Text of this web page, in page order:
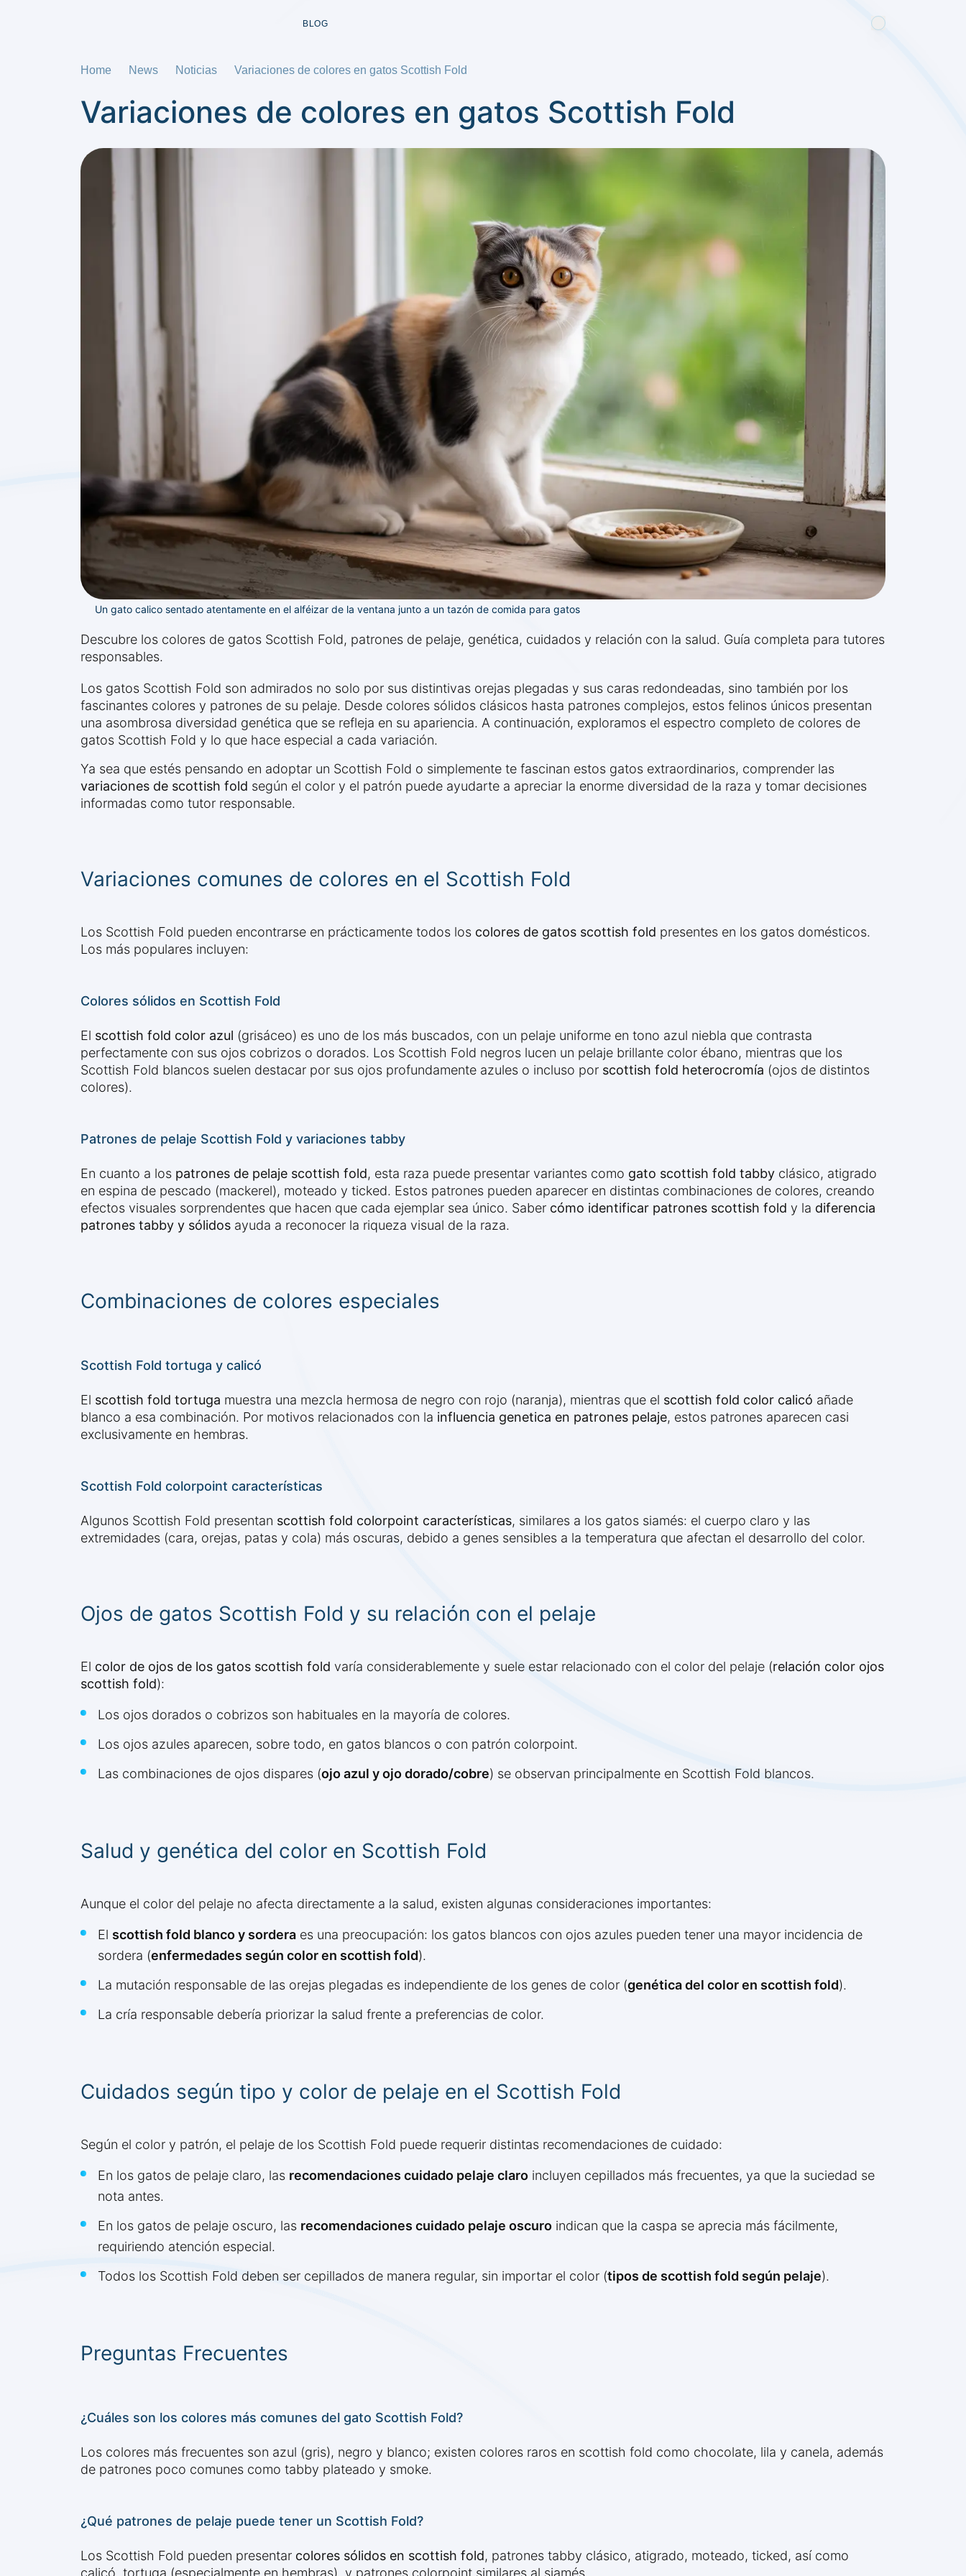
BLOG
Home News Noticias Variaciones de colores en gatos Scottish Fold
Variaciones de colores en gatos Scottish Fold
Un gato calico sentado atentamente en el alféizar de la ventana junto a un tazón de comida para gatos
Descubre los colores de gatos Scottish Fold, patrones de pelaje, genética, cuidados y relación con la salud. Guía completa para tutores
responsables.
Los gatos Scottish Fold son admirados no solo por sus distintivas orejas plegadas y sus caras redondeadas, sino también por los
fascinantes colores y patrones de su pelaje. Desde colores sólidos clásicos hasta patrones complejos, estos felinos únicos presentan
una asombrosa diversidad genética que se refleja en su apariencia. A continuación, exploramos el espectro completo de colores de
gatos Scottish Fold y lo que hace especial a cada variación.
Ya sea que estés pensando en adoptar un Scottish Fold o simplemente te fascinan estos gatos extraordinarios, comprender las
variaciones de scottish fold según el color y el patrón puede ayudarte a apreciar la enorme diversidad de la raza y tomar decisiones
informadas como tutor responsable.
Variaciones comunes de colores en el Scottish Fold
Los Scottish Fold pueden encontrarse en prácticamente todos los colores de gatos scottish fold presentes en los gatos domésticos.
Los más populares incluyen:
Colores sólidos en Scottish Fold
El scottish fold color azul (grisáceo) es uno de los más buscados, con un pelaje uniforme en tono azul niebla que contrasta
perfectamente con sus ojos cobrizos o dorados. Los Scottish Fold negros lucen un pelaje brillante color ébano, mientras que los
Scottish Fold blancos suelen destacar por sus ojos profundamente azules o incluso por scottish fold heterocromía (ojos de distintos
colores).
Patrones de pelaje Scottish Fold y variaciones tabby
En cuanto a los patrones de pelaje scottish fold, esta raza puede presentar variantes como gato scottish fold tabby clásico, atigrado
en espina de pescado (mackerel), moteado y ticked. Estos patrones pueden aparecer en distintas combinaciones de colores, creando
efectos visuales sorprendentes que hacen que cada ejemplar sea único. Saber cómo identificar patrones scottish fold y la diferencia
patrones tabby y sólidos ayuda a reconocer la riqueza visual de la raza.
Combinaciones de colores especiales
Scottish Fold tortuga y calicó
El scottish fold tortuga muestra una mezcla hermosa de negro con rojo (naranja), mientras que el scottish fold color calicó añade
blanco a esa combinación. Por motivos relacionados con la influencia genetica en patrones pelaje, estos patrones aparecen casi
exclusivamente en hembras.
Scottish Fold colorpoint características
Algunos Scottish Fold presentan scottish fold colorpoint características, similares a los gatos siamés: el cuerpo claro y las
extremidades (cara, orejas, patas y cola) más oscuras, debido a genes sensibles a la temperatura que afectan el desarrollo del color.
Ojos de gatos Scottish Fold y su relación con el pelaje
El color de ojos de los gatos scottish fold varía considerablemente y suele estar relacionado con el color del pelaje (relación color ojos
scottish fold):
Los ojos dorados o cobrizos son habituales en la mayoría de colores.
Los ojos azules aparecen, sobre todo, en gatos blancos o con patrón colorpoint.
Las combinaciones de ojos dispares (ojo azul y ojo dorado/cobre) se observan principalmente en Scottish Fold blancos.
Salud y genética del color en Scottish Fold
Aunque el color del pelaje no afecta directamente a la salud, existen algunas consideraciones importantes:
El scottish fold blanco y sordera es una preocupación: los gatos blancos con ojos azules pueden tener una mayor incidencia de
sordera (enfermedades según color en scottish fold).
La mutación responsable de las orejas plegadas es independiente de los genes de color (genética del color en scottish fold).
La cría responsable debería priorizar la salud frente a preferencias de color.
Cuidados según tipo y color de pelaje en el Scottish Fold
Según el color y patrón, el pelaje de los Scottish Fold puede requerir distintas recomendaciones de cuidado:
En los gatos de pelaje claro, las recomendaciones cuidado pelaje claro incluyen cepillados más frecuentes, ya que la suciedad se
nota antes.
En los gatos de pelaje oscuro, las recomendaciones cuidado pelaje oscuro indican que la caspa se aprecia más fácilmente,
requiriendo atención especial.
Todos los Scottish Fold deben ser cepillados de manera regular, sin importar el color (tipos de scottish fold según pelaje).
Preguntas Frecuentes
¿Cuáles son los colores más comunes del gato Scottish Fold?
Los colores más frecuentes son azul (gris), negro y blanco; existen colores raros en scottish fold como chocolate, lila y canela, además
de patrones poco comunes como tabby plateado y smoke.
¿Qué patrones de pelaje puede tener un Scottish Fold?
Los Scottish Fold pueden presentar colores sólidos en scottish fold, patrones tabby clásico, atigrado, moteado, ticked, así como
calicó, tortuga (especialmente en hembras), y patrones colorpoint similares al siamés.